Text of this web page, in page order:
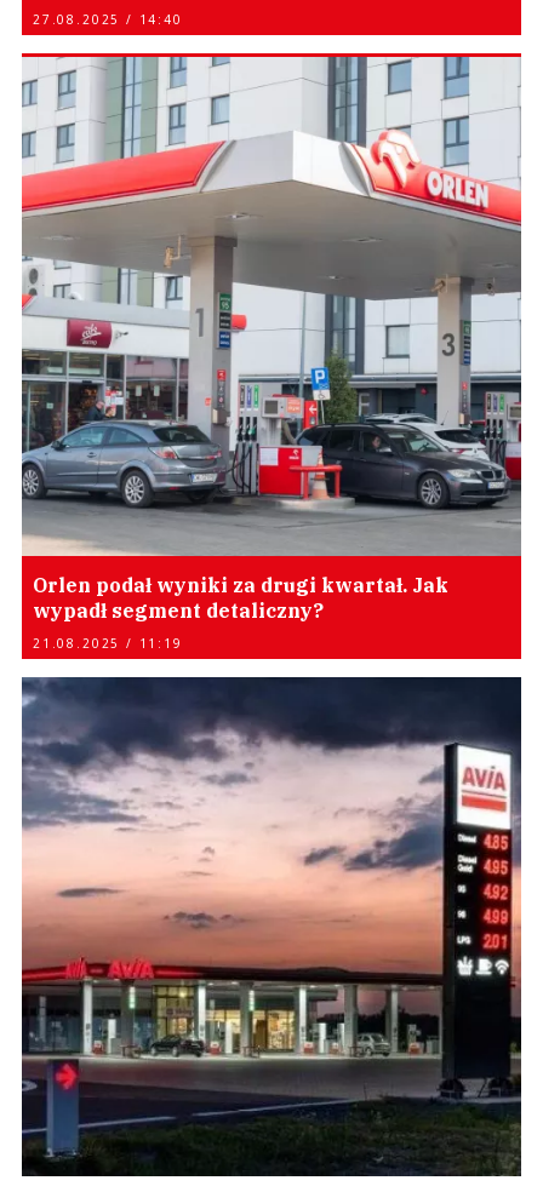
27.08.2025 / 14:40
Orlen podał wyniki za drugi kwartał. Jak
wypadł segment detaliczny?
21.08.2025 / 11:19